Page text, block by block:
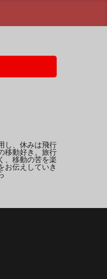
し、休みは飛行
移動好き。旅行
、移動の苦を楽
お伝えしていき